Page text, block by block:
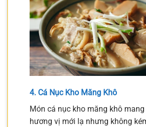
4. Cá Nục Kho Măng Khô
Món cá nục kho măng khô
hương vị mới lạ nhưng không